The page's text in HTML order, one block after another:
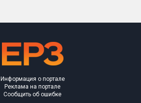
Информация о портале
Реклама на портале
Сообщить об ошибке